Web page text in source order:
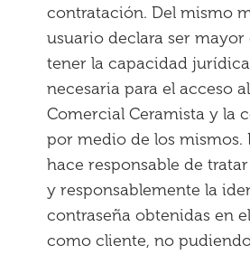
contratación. Del mismo
usuario declara ser mayor
tener la capacidad
necesaria para el acceso
Comercial Ceramista y la
por medio de los mismos.
hace responsable de
y responsablemente la
contraseña obtenidas en
como cliente, no